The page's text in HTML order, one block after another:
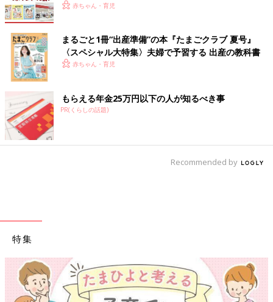
赤ちゃん・育児
まるごと1冊“出産準備”の本『たまごクラブ 夏号』
〈スペシャル大特集〉夫婦で予習する 出産の教科書
赤ちゃん・育児
もらえる年金25万円以下の人が知るべき事
PR(くらしの話題)
Recommended by
特集